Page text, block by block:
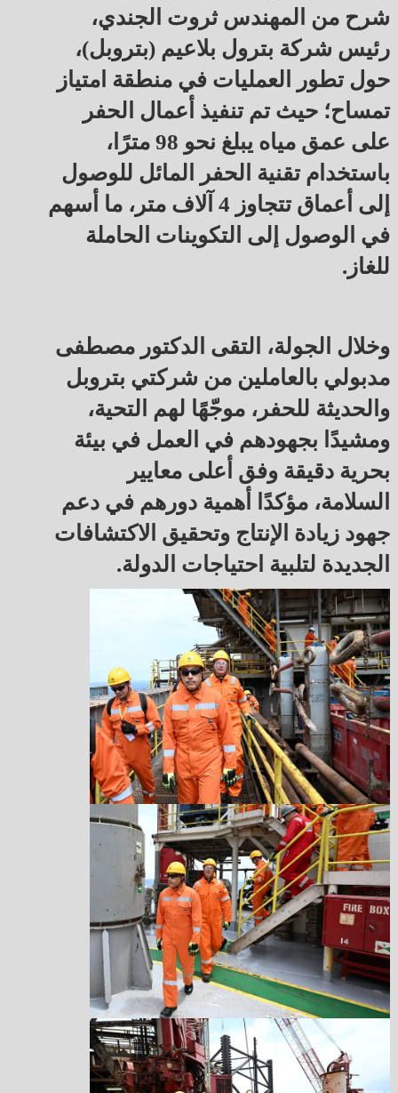
شرح من المهندس ثروت الجندي،
رئيس شركة بترول بلاعيم (بتروبل)،
حول تطور العمليات في منطقة امتياز
تمساح؛ حيث تم تنفيذ أعمال الحفر
على عمق مياه يبلغ نحو 98 مترًا،
باستخدام تقنية الحفر المائل للوصول
إلى أعماق تتجاوز 4 آلاف متر، ما أسهم
في الوصول إلى التكوينات الحاملة
للغاز.
وخلال الجولة، التقى الدكتور مصطفى
مدبولي بالعاملين من شركتي بتروبل
والحديثة للحفر، موجّهًا لهم التحية،
ومشيدًا بجهودهم في العمل في بيئة
بحرية دقيقة وفق أعلى معايير
السلامة، مؤكدًا أهمية دورهم في دعم
جهود زيادة الإنتاج وتحقيق الاكتشافات
الجديدة لتلبية احتياجات الدولة.